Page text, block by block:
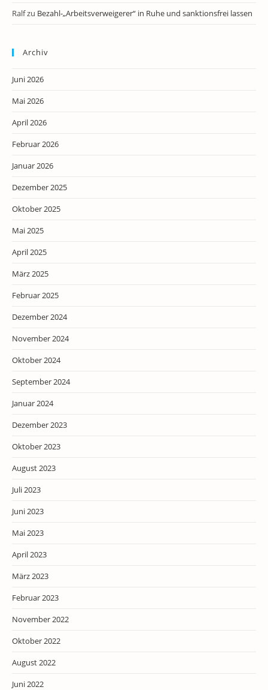
Ralfzu Bezahl-„Arbeitsverweigerer“ in Ruhe und sanktionsfrei lassen
Archiv
Juni 2026
Mai 2026
April 2026
Februar 2026
Januar 2026
Dezember 2025
Oktober 2025
Mai 2025
April 2025
März 2025
Februar 2025
Dezember 2024
November 2024
Oktober 2024
September 2024
Januar 2024
Dezember 2023
Oktober 2023
August 2023
Juli 2023
Juni 2023
Mai 2023
April 2023
März 2023
Februar 2023
November 2022
Oktober 2022
August 2022
Juni 2022